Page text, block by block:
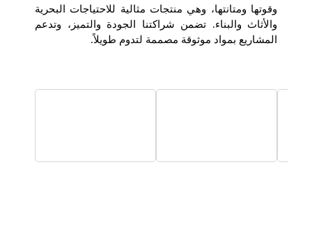
وقوتها ومتانتها، وهي منتجات مثالية للاحتياجات البحرية
والأثاث والبناء. تضمن شراكتنا الجودة والتميز، وتدعم
المشاريع بمواد موثوقة مصممة لتدوم طويلاً.